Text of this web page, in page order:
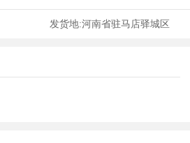
发货地:河南省驻马店驿城区